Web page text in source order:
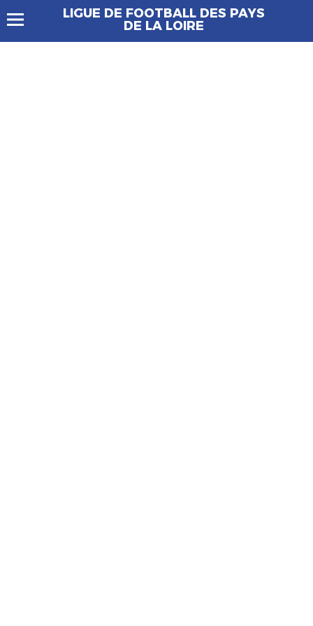
LIGUE DE FOOTBALL DES PAYS
DE LA LOIRE